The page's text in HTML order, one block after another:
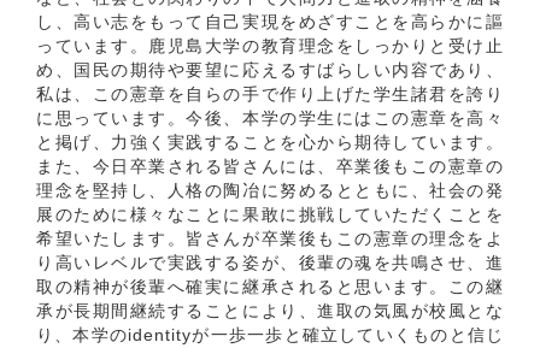
し、高い志をもって自己実現をめざすことを高らかに謳
っています。鹿児島大学の教育理念をしっかりと受け止
め、国民の期待や要望に応えるすばらしい内容であり、
私は、この憲章を自らの手で作り上げた学生諸君を誇り
に思っています。今後、本学の学生にはこの憲章を高々
と掲げ、力強く実践することを心から期待しています。
また、今日卒業される皆さんには、卒業後もこの憲章の
理念を堅持し、人格の陶冶に努めるとともに、社会の発
展のために様々なことに果敢に挑戦していただくことを
希望いたします。皆さんが卒業後もこの憲章の理念をよ
り高いレベルで実践する姿が、後輩の魂を共鳴させ、進
取の精神が後輩へ確実に継承されると思います。この継
承が長期間継続することにより、進取の気風が校風とな
り、本学のidentityが一歩一歩と確立していくものと信じ